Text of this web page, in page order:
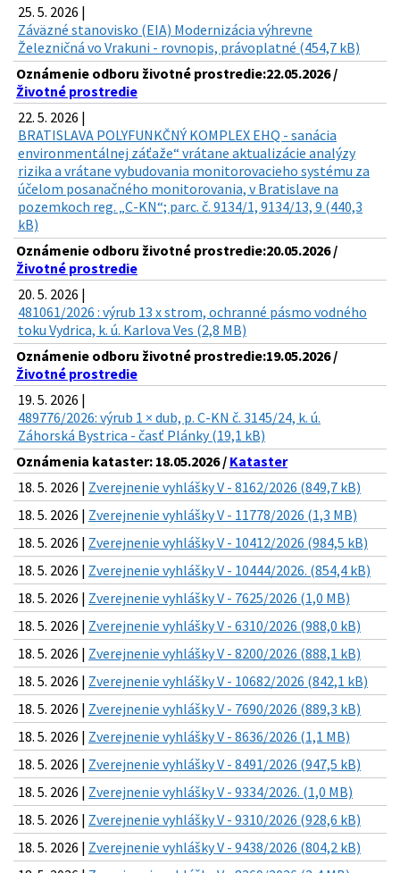
25. 5. 2026 |
Záväzné stanovisko (EIA) Modernizácia výhrevne
Železničná vo Vrakuni - rovnopis, právoplatné (454,7 kB)
Oznámenie odboru životné prostredie:22.05.2026 /
Životné prostredie
22. 5. 2026 |
BRATISLAVA POLYFUNKČNÝ KOMPLEX EHQ - sanácia
environmentálnej záťaže“ vrátane aktualizácie analýzy
rizika a vrátane vybudovania monitorovacieho systému za
účelom posanačného monitorovania, v Bratislave na
pozemkoch reg. „C-KN“; parc. č. 9134/1, 9134/13, 9 (440,3
kB)
Oznámenie odboru životné prostredie:20.05.2026 /
Životné prostredie
20. 5. 2026 |
481061/2026 : výrub 13 x strom, ochranné pásmo vodného
toku Vydrica, k. ú. Karlova Ves (2,8 MB)
Oznámenie odboru životné prostredie:19.05.2026 /
Životné prostredie
19. 5. 2026 |
489776/2026: výrub 1 × dub, p. C-KN č. 3145/24, k. ú.
Záhorská Bystrica - časť Plánky (19,1 kB)
Oznámenia kataster: 18.05.2026 / Kataster
18. 5. 2026 | Zverejnenie vyhlášky V - 8162/2026 (849,7 kB)
18. 5. 2026 | Zverejnenie vyhlášky V - 11778/2026 (1,3 MB)
18. 5. 2026 | Zverejnenie vyhlášky V - 10412/2026 (984,5 kB)
18. 5. 2026 | Zverejnenie vyhlášky V - 10444/2026. (854,4 kB)
18. 5. 2026 | Zverejnenie vyhlášky V - 7625/2026 (1,0 MB)
18. 5. 2026 | Zverejnenie vyhlášky V - 6310/2026 (988,0 kB)
18. 5. 2026 | Zverejnenie vyhlášky V - 8200/2026 (888,1 kB)
18. 5. 2026 | Zverejnenie vyhlášky V - 10682/2026 (842,1 kB)
18. 5. 2026 | Zverejnenie vyhlášky V - 7690/2026 (889,3 kB)
18. 5. 2026 | Zverejnenie vyhlášky V - 8636/2026 (1,1 MB)
18. 5. 2026 | Zverejnenie vyhlášky V - 8491/2026 (947,5 kB)
18. 5. 2026 | Zverejnenie vyhlášky V - 9334/2026. (1,0 MB)
18. 5. 2026 | Zverejnenie vyhlášky V - 9310/2026 (928,6 kB)
18. 5. 2026 | Zverejnenie vyhlášky V - 9438/2026 (804,2 kB)